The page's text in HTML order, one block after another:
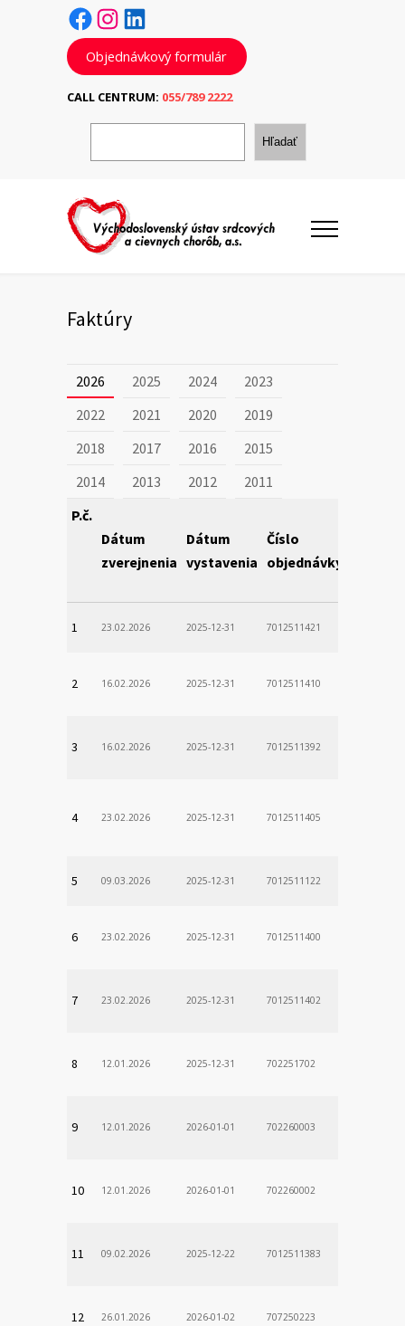
Facebook Instagram LinkedIn
Objednávkový formulár
CALL CENTRUM: 055/789 2222
H
d
Hľadať
Faktúry
2026 2025 2024
2023
2022
2021 2020
2019
2018
2017 2016
2015
2014
2013 2012
2011
P.č.
Dátum
zverejnenia
Dátum
vystavenia
Číslo
objednávky
1 23.02.2026 2025-12-31 7012511421
2 16.02.2026 2025-12-31 7012511410
3 16.02.2026 2025-12-31 7012511392
4 23.02.2026 2025-12-31 7012511405
5 09.03.2026 2025-12-31 7012511122
6 23.02.2026 2025-12-31 7012511400
7 23.02.2026 2025-12-31 7012511402
8 12.01.2026 2025-12-31 702251702
9 12.01.2026 2026-01-01 702260003
10 12.01.2026 2026-01-01 702260002
11 09.02.2026 2025-12-22 7012511383
12 26.01.2026 2026-01-02 707250223